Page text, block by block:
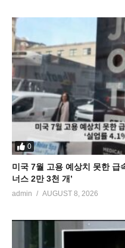
0
미국 7월 고용 예상치 못한 급
너스 2만 3천 개’
admin AUGUST 8, 2026